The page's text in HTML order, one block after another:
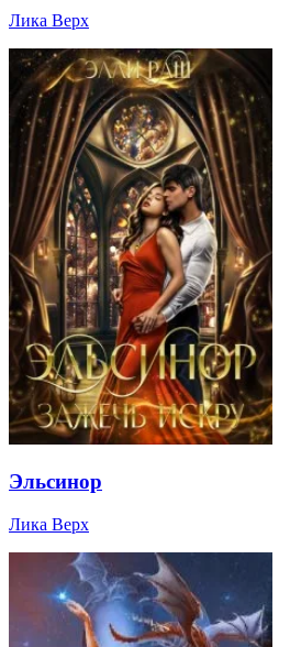
Лика Верх
Эльсинор
Лика Верх